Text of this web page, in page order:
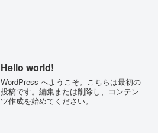
Hello world!
WordPress へようこそ。こちらは最初の
投稿です。編集または削除し、コンテン
ツ作成を始めてください。